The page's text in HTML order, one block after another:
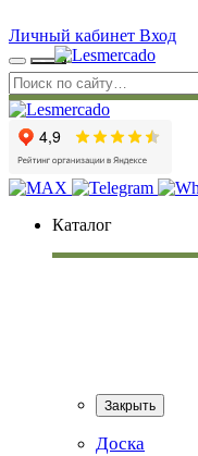
Личный кабинет Вход
Каталог
Закрыть
Доска